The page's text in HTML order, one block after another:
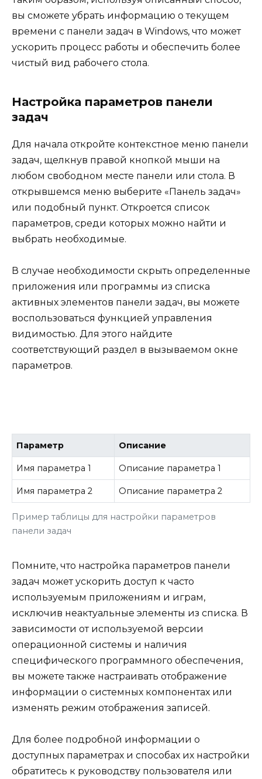
вы сможете убрать информацию о текущем
времени с панели задач в Windows, что может
ускорить процесс работы и обеспечить более
чистый вид рабочего стола.
Настройка параметров панели
задач
Для начала откройте контекстное меню панели
задач, щелкнув правой кнопкой мыши на
любом свободном месте панели или стола. В
открывшемся меню выберите «Панель задач»
или подобный пункт. Откроется список
параметров, среди которых можно найти и
выбрать необходимые.
В случае необходимости скрыть определенные
приложения или программы из списка
активных элементов панели задач, вы можете
воспользоваться функцией управления
видимостью. Для этого найдите
соответствующий раздел в вызываемом окне
параметров.
Пример таблицы для настройки параметров
панели задач
Параметр Описание
Имя параметра 1 Описание параметра 1
Имя параметра 2 Описание параметра 2
Помните, что настройка параметров панели
задач может ускорить доступ к часто
используемым приложениям и играм,
исключив неактуальные элементы из списка. В
зависимости от используемой версии
операционной системы и наличия
специфического программного обеспечения,
вы можете также настраивать отображение
информации о системных компонентах или
изменять режим отображения записей.
Для более подробной информации о
доступных параметрах и способах их настройки
обратитесь к руководству пользователя или